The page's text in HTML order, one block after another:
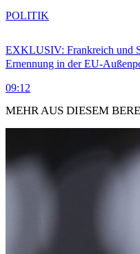
EXKLUSIV: Frankreich und
Ernennung in der EU-
09:12
POLITIK
MEHR AUS DIESEM